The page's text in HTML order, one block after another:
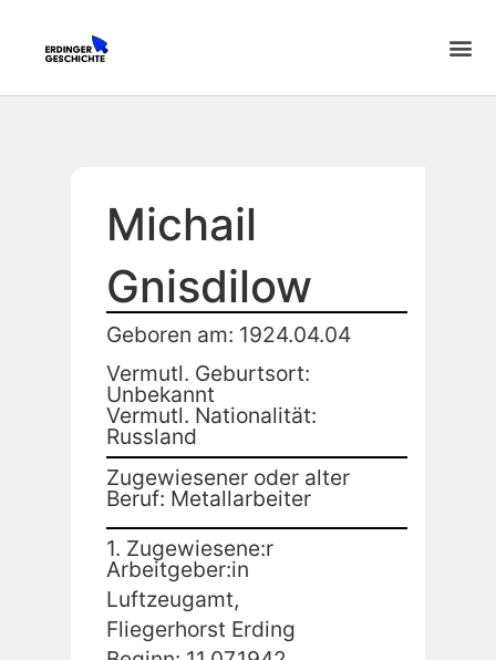
Michail
Gnisdilow
Geboren am: 1924.04.04
Vermutl. Geburtsort:
Unbekannt
Vermutl. Nationalität:
Russland
Zugewiesener oder alter
Beruf: Metallarbeiter
1. Zugewiesene:r
Arbeitgeber:in
Luftzeugamt,
Fliegerhorst Erding